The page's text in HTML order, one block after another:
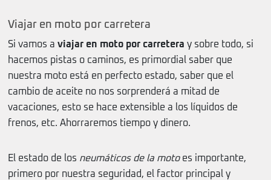
Viajar en moto por carretera
Si vamos a viajar en moto por carretera y sobre todo, si
hacemos pistas o caminos, es primordial saber que
nuestra moto está en perfecto estado, saber que el
cambio de aceite no nos sorprenderá a mitad de
vacaciones, esto se hace extensible a los líquidos de
frenos, etc. Ahorraremos tiempo y dinero.
El estado de los neumáticos de la motoes importante,
primero por nuestra seguridad, el factor principal y